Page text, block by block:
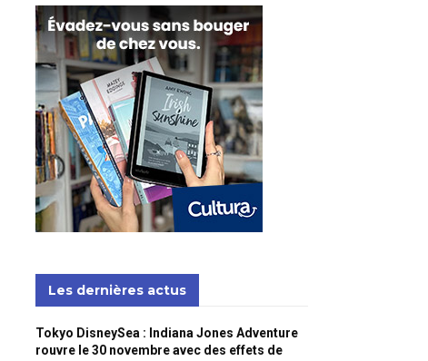
Les dernières actus
Tokyo DisneySea : Indiana Jones Adventure
rouvre le 30 novembre avec des effets de